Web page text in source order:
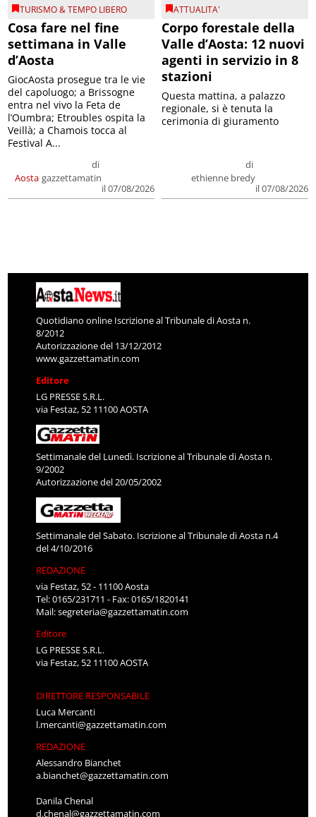
TURISMO & TEMPO LIBERO
Cosa fare nel fine
settimana in Valle
d’Aosta
Aosta
di
gazzettamatin
il 07/08/2026
GiocAosta prosegue tra le vie
del capoluogo; a Brissogne
entra nel vivo la Feta de
l’Oumbra; Etroubles ospita la
Veillà; a Chamois tocca al
Festival A...
ATTUALITA'
Corpo forestale della
Valle d’Aosta: 12 nuovi
agenti in servizio in 8
stazioni
di
ethienne bredy
il 07/08/2026
Questa mattina, a palazzo
regionale, si è tenuta la
cerimonia di giuramento
Quotidiano online Iscrizione al Tribunale di Aosta n.
8/2012
Autorizzazione del 13/12/2012
www.gazzettamatin.com
Editore
LG PRESSE S.R.L.
via Festaz, 52 11100 AOSTA
Settimanale del Lunedì. Iscrizione al Tribunale di Aosta n.
9/2002
Autorizzazione del 20/05/2002
Settimanale del Sabato. Iscrizione al Tribunale di Aosta n.4
del 4/10/2016
REDAZIONE
via Festaz, 52 - 11100 Aosta
Tel: 0165/231711 - Fax: 0165/1820141
Mail:segreteria@gazzettamatin.com
Editore
LG PRESSE S.R.L.
via Festaz, 52 11100 AOSTA
DIRETTORE RESPONSABILE
Luca Mercanti
l.mercanti@gazzettamatin.com
REDAZIONE
Alessandro Bianchet
a.bianchet@gazzettamatin.com
Danila Chenal
d.chenal@gazzettamatin.com